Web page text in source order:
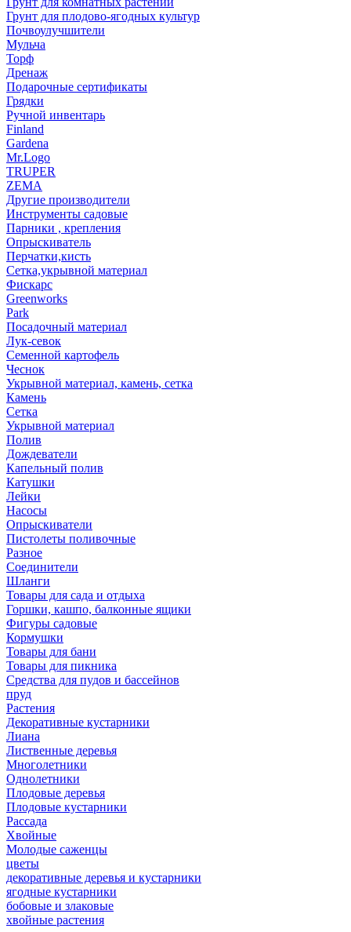
Грунт для плодово-ягодных культур
Почвоулучшители
Мульча
Торф
Дренаж
Подарочные сертификаты
Грядки
Ручной инвентарь
Finland
Gardena
Mr.Logo
TRUPER
ZEMA
Другие производители
Инструменты садовые
Парники , крепления
Опрыскиватель
Перчатки,кисть
Сетка,укрывной материал
Фискарс
Greenworks
Park
Посадочный материал
Лук-севок
Семенной картофель
Чеснок
Укрывной материал, камень, сетка
Камень
Сетка
Укрывной материал
Полив
Дождеватели
Капельный полив
Катушки
Лейки
Насосы
Опрыскиватели
Пистолеты поливочные
Разное
Соединители
Шланги
Товары для сада и отдыха
Горшки, кашпо, балконные ящики
Фигуры садовые
Кормушки
Товары для бани
Товары для пикника
Средства для пудов и бассейнов
пруд
Растения
Декоративные кустарники
Лиана
Лиственные деревья
Многолетники
Однолетники
Плодовые деревья
Плодовые кустарники
Рассада
Хвойные
Молодые саженцы
цветы
декоративные деревья и кустарники
ягодные кустарники
бобовые и злаковые
хвойные растения